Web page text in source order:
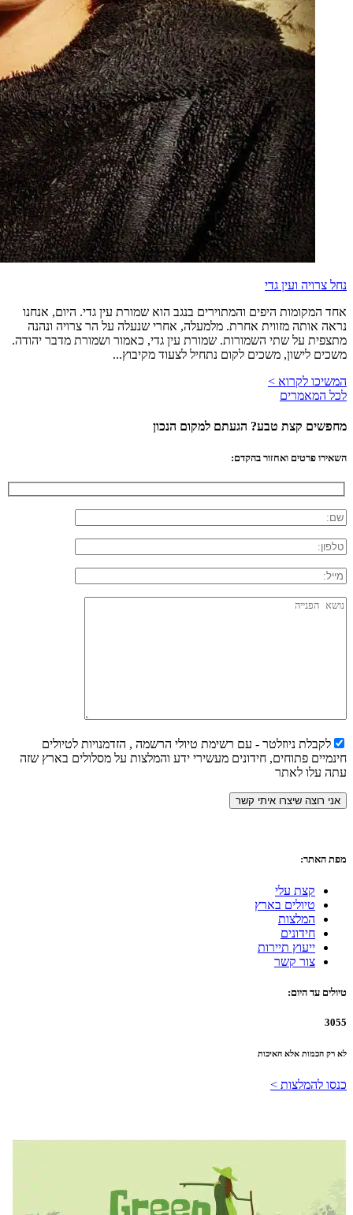
נחל צרויה ועין גדי
אחד המקומות היפים והמתוירים בנגב הוא שמורת עין גדי. היום, אנחנו
נראה אותה מזווית אחרת. מלמעלה, אחרי שנעלה על הר צרויה ונהנה
מתצפית על שתי השמורות. שמורת עין גדי, כאמור ושמורת מדבר יהודה.
משכים לישון, משכים לקום נתחיל לצעוד מקיבוץ...
המשיכו לקרוא >
לכל המאמרים
מחפשים קצת טבע? הגעתם למקום הנכון
השאירו פרטים ואחזור בהקדם:
לקבלת ניוזלטר - עם רשימת טיולי הרשמה , הזדמנויות לטיולים
חינמיים פתוחים, חידונים מעשירי ידע והמלצות על מסלולים בארץ שזה
עתה עלו לאתר
מפת האתר:
קצת עלי
טיולים בארץ
המלצות
חידונים
ייעוץ תיירות
צור קשר
טיולים עד היום:
3055
לא רק הכמות אלא האיכות
כנסו להמלצות >